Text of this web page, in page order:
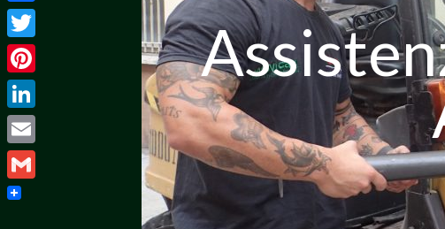
Facebook
Twitter
Pinterest
LinkedIn
Email
Gmail